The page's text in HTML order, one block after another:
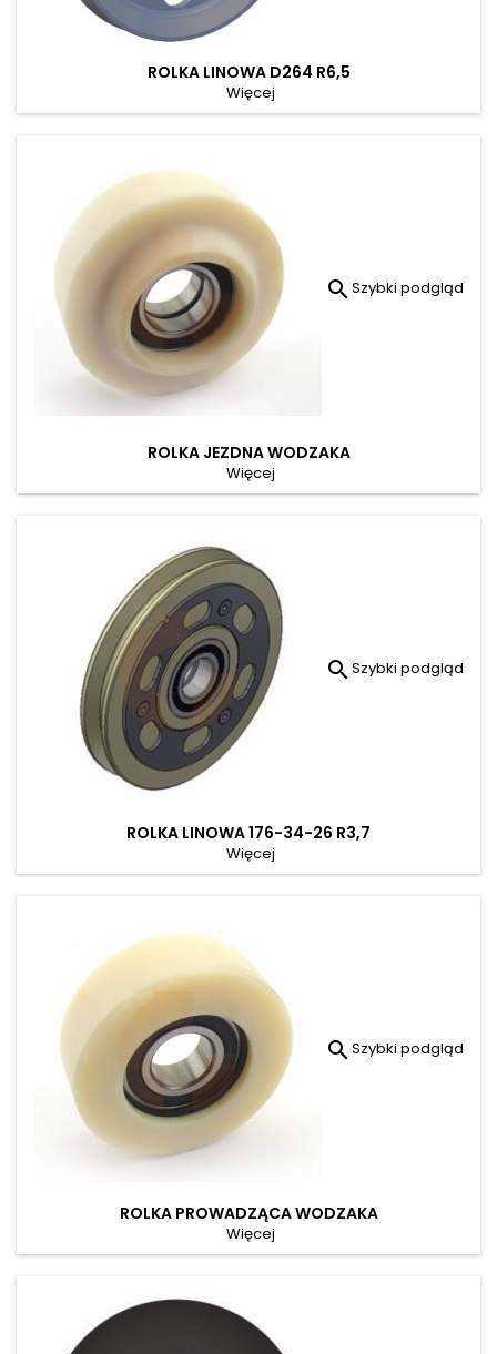
ROLKA LINOWA D264 R6,5
Więcej
 Szybki podgląd
ROLKA JEZDNA WODZAKA
Więcej
 Szybki podgląd
ROLKA LINOWA 176-34-26 R3,7
Więcej
 Szybki podgląd
ROLKA PROWADZĄCA WODZAKA
Więcej